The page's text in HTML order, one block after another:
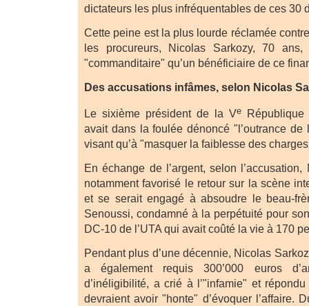
dictateurs les plus infréquentables de ces 30
Cette peine est la plus lourde réclamée
les procureurs, Nicolas Sarkozy, 70
"commanditaire" qu’un bénéficiaire de ce
Des accusations infâmes, selon Nicolas
Le sixième président de la Ve République
avait dans la foulée dénoncé "l’outrance
visant qu’à "masquer la faiblesse des
En échange de l’argent, selon
notamment favorisé le retour sur la scène
et se serait engagé à absoudre le beau-
Senoussi, condamné à la perpétuité pour
DC-10 de l’UTA qui avait coûté la vie à 170
Pendant plus d’une décennie, Nicolas
a également requis 300’000 euros
d’inéligibilité, a crié à l’"infamie" et
devraient avoir "honte" d’évoquer l’affaire.